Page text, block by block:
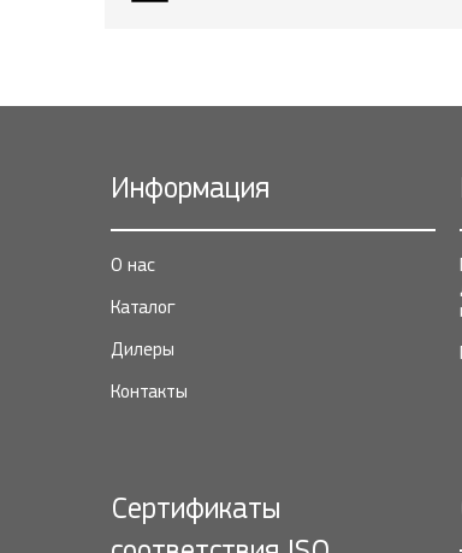
Информация
О нас
Каталог
Дилеры
Контакты
Сертификаты